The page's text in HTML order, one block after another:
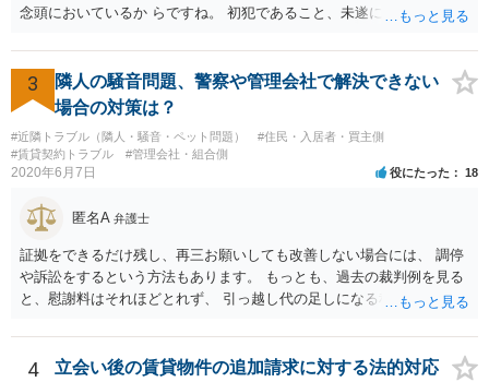
念頭においているか らですね。 初犯であること、未遂に終わっている
ことはないでしょう。 様子見でいいでしょう。
3
隣人の騒音問題、警察や管理会社で解決できない
場合の対策は？
#近隣トラブル（隣人・騒音・ペット問題）
#住民・入居者・買主側
#賃貸契約トラブル
#管理会社・組合側
2020年6月7日 役にたった 18
匿名A 弁護士
証拠をできるだけ残し、再三お願いしても改善しない場合には、 調停
や訴訟をするという方法もあります。 もっとも、過去の裁判例を見る
と、慰謝料はそれほどとれず、 引っ越し代の足しになる程度に終わっ
4 立会い後の賃貸物件の追加請求に対する法的対応